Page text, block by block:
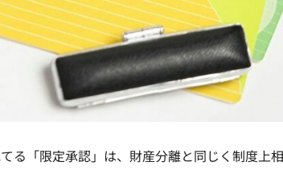
る「限定承認」は、財産分離と同じく制度上